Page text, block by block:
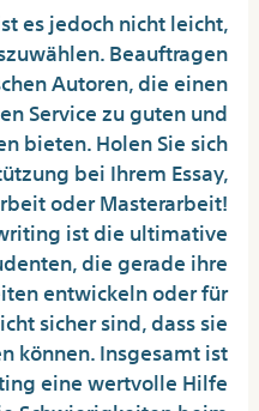
es jedoch nicht leicht,
Beauftragen
Autoren, die einen
Service zu guten und
bieten. Holen Sie sich
bei Ihrem Essay,
oder Masterarbeit!
ist die ultimative
die gerade ihre
entwickeln oder für
sicher sind, dass sie
können. Insgesamt ist
eine wertvolle Hilfe